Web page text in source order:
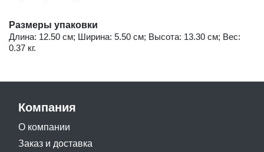
Размеры упаковки
Длина: 12.50 см; Ширина: 5.50 см; Высота: 13.30 см; Вес:
0.37 кг.
Компания
О компании
Заказ и доставка